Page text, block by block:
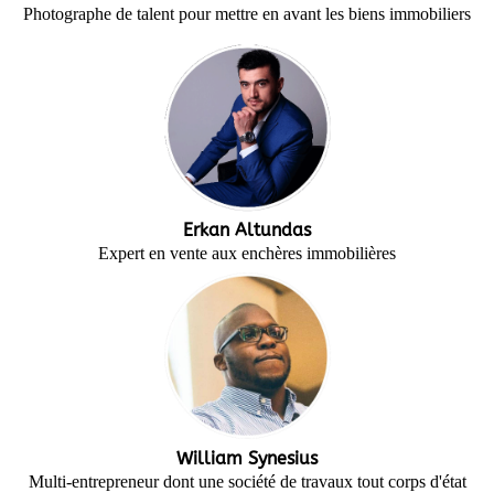
Photographe de talent pour mettre en avant les biens immobiliers
Erkan Altundas
Expert en vente aux enchères immobilières
William Synesius
Multi-entrepreneur dont une société de travaux tout corps d'état